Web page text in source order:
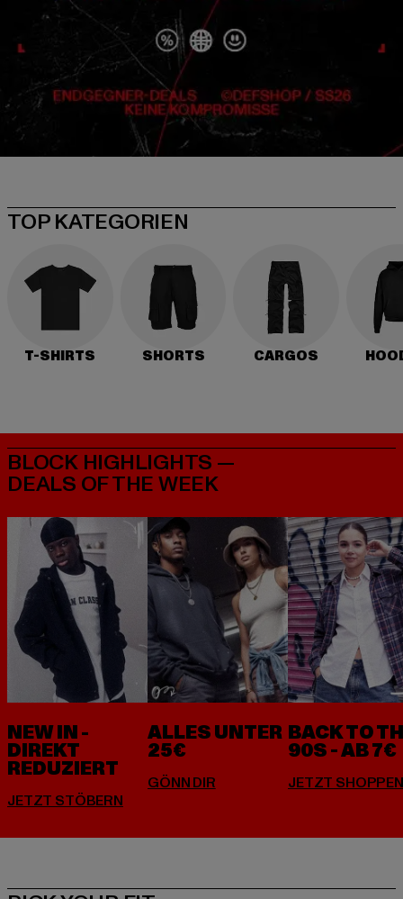
TOP KATEGORIEN
T-SHIRTS SHORTS CARGOS
BLOCK HIGHLIGHTS —
DEALS OF THE WEEK
NEW IN -
DIREKT
REDUZIERT
ALLES UNTER
25€
BACK TO
90S - AB 7€